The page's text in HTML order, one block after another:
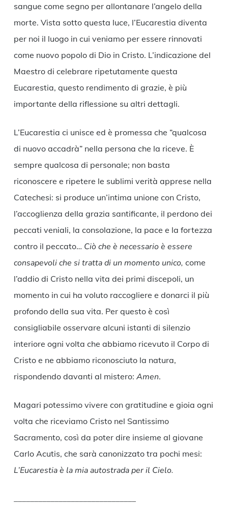
sangue come segno per allontanare l’angelo della
morte. Vista sotto questa luce, l’Eucarestia diventa
per noi il luogo in cui veniamo per essere rinnovati
come nuovo popolo di Dio in Cristo. L’indicazione del
Maestro di celebrare ripetutamente questa
Eucarestia, questo rendimento di grazie, è più
importante della riflessione su altri dettagli.
L’Eucarestia ci unisce ed è promessa che “qualcosa
di nuovo accadrà” nella persona che la riceve. È
sempre qualcosa di personale; non basta
riconoscere e ripetere le sublimi verità apprese nella
Catechesi: si produce un’intima unione con Cristo,
l’accoglienza della grazia santificante, il perdono dei
peccati veniali, la consolazione, la pace e la fortezza
contro il peccato… Ciò che è necessario è essere
consapevoli che si tratta di un momento unico, come
l’addio di Cristo nella vita dei primi discepoli, un
momento in cui ha voluto raccogliere e donarci il più
profondo della sua vita. Per questo è così
consigliabile osservare alcuni istanti di silenzio
interiore ogni volta che abbiamo ricevuto il Corpo di
Cristo e ne abbiamo riconosciuto la natura,
rispondendo davanti al mistero: Amen.
Magari potessimo vivere con gratitudine e gioia ogni
volta che riceviamo Cristo nel Santissimo
Sacramento, così da poter dire insieme al giovane
Carlo Acutis, che sarà canonizzato tra pochi mesi:
L’Eucarestia è la mia autostrada per il Cielo.